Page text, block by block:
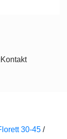
Kontakt
30-45 /